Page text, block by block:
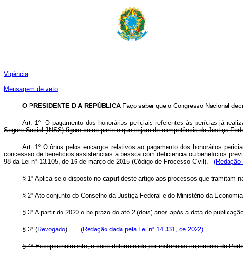
Vigência
Mensagem de veto
O PRESIDENTE D A REPÚBLICA Faço saber que o Congresso Nacional
Art. 1º O pagamento dos honorários periciais referentes às perícias já
Seguro Social (INSS) figure como parte e que sejam de competência da Justiça
Art. 1º O ônus pelos encargos relativos ao pagamento dos honorários
concessão de benefícios assistenciais à pessoa com deficiência ou benefícios
98 da Lei nº 13.105, de 16 de março de 2015 (Código de Processo Civil). (Redação
§ 1º Aplica-se o disposto no caputdeste artigo aos processos que tramitam
§ 2º Ato conjunto do Conselho da Justiça Federal e do Ministério da
§ 3º A partir de 2020 e no prazo de até 2 (dois) anos após a data de
§ 3º (Revogado). (Redação dada pela Lei nº 14.331, de 2022)
§ 4º Excepcionalmente, e caso determinado por instâncias superiores do